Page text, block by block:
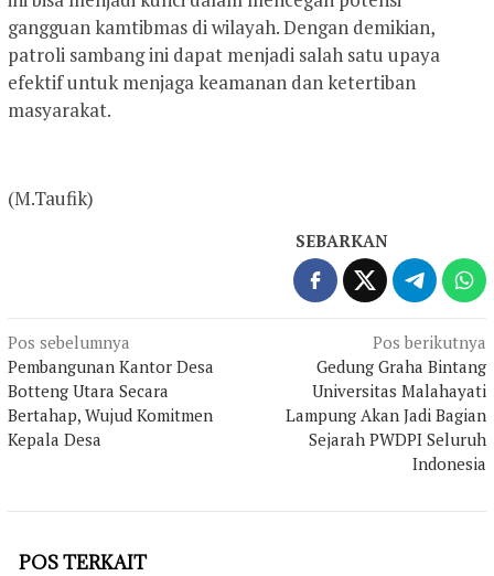
gangguan kamtibmas di wilayah. Dengan demikian,
patroli sambang ini dapat menjadi salah satu upaya
efektif untuk menjaga keamanan dan ketertiban
masyarakat.
(M.Taufik)
SEBARKAN
Navigasi
pos
Pos sebelumnya
Pembangunan Kantor Desa
Botteng Utara Secara
Bertahap, Wujud Komitmen
Kepala Desa
Pos berikutnya
Gedung Graha Bintang
Universitas Malahayati
Lampung Akan Jadi Bagian
Sejarah PWDPI Seluruh
Indonesia
POS TERKAIT